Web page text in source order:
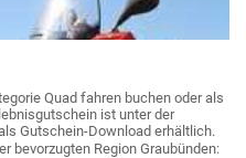
Quad fahren buchen oder als
ist unter der
Gutschein-Download erhältlich.
bevorzugten Region Graubünden: